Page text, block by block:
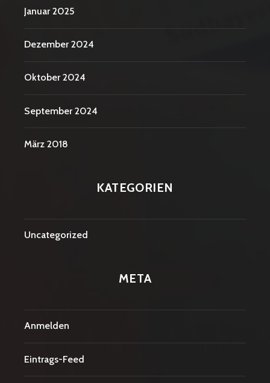
Januar 2025
Dezember 2024
Oktober 2024
September 2024
März 2018
KATEGORIEN
Uncategorized
META
Anmelden
Eintrags-Feed